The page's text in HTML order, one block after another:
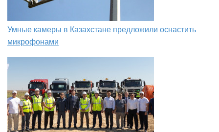
Умные камеры в Казахстане предложили оснастить
микрофонами